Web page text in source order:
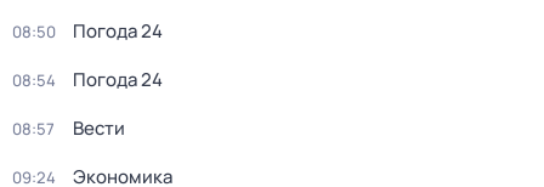
08:50 Погода 24
08:54 Погода 24
08:57 Вести
09:24 Экономика